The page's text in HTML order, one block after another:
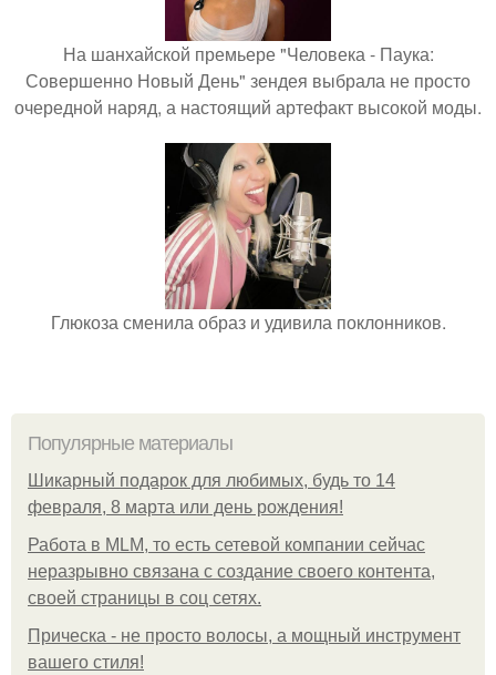
На шанхайской премьере "Человека - Паука:
Совершенно Новый День" зендея выбрала не просто
очередной наряд, а настоящий артефакт высокой моды.
Глюкоза сменила образ и удивила поклонников.
Популярные материалы
Шикарный подарок для любимых, будь то 14
февраля, 8 марта или день рождения!
Работа в MLM, то есть сетевой компании сейчас
неразрывно связана с создание своего контента,
своей страницы в соц сетях.
Прическа - не просто волосы, а мощный инструмент
вашего стиля!